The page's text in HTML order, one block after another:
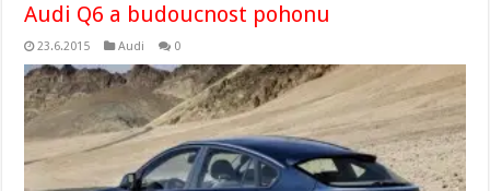
Audi Q6 a budoucnost pohonu
23.6.2015 Audi 0